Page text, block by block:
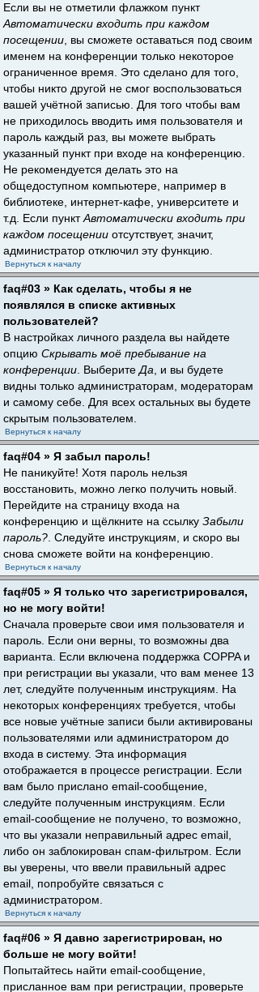
Если вы не отметили флажком пункт
Автоматически входить при каждом
посещении , вы сможете оставаться под своим
именем на конференции только некоторое
ограниченное время. Это сделано для того,
чтобы никто другой не смог воспользоваться
вашей учётной записью. Для того чтобы вам
не приходилось вводить имя пользователя и
пароль каждый раз, вы можете выбрать
указанный пункт при входе на конференцию.
Не рекомендуется делать это на
общедоступном компьютере, например в
библиотеке, интернет-кафе, университете и
т.д. Если пунктАвтоматически входить при
каждом посещении отсутствует, значит,
администратор отключил эту функцию.
Вернуться к началу
faq#03 » Как сделать, чтобы я не
появлялся в списке активных
пользователей?
В настройках личного раздела вы найдете
опцию Скрывать моё пребывание на
конференции . Выберите Да , и вы будете
видны только администраторам, модераторам
и самому себе. Для всех остальных вы будете
скрытым пользователем.
Вернуться к началу
faq#04 » Я забыл пароль!
Не паникуйте! Хотя пароль нельзя
восстановить, можно легко получить новый.
Перейдите на страницу входа на
конференцию и щёлкните на ссылку Забыли
пароль? . Следуйте инструкциям, и скоро вы
снова сможете войти на конференцию.
Вернуться к началу
faq#05 » Я только что зарегистрировался,
но не могу войти!
Сначала проверьте свои имя пользователя и
пароль. Если они верны, то возможны два
варианта. Если включена поддержка COPPA и
при регистрации вы указали, что вам менее 13
лет, следуйте полученным инструкциям. На
некоторых конференциях требуется, чтобы
все новые учётные записи были активированы
пользователями или администратором до
входа в систему. Эта информация
отображается в процессе регистрации. Если
вам было прислано email-сообщение,
следуйте полученным инструкциям. Если
email-сообщение не получено, то возможно,
что вы указали неправильный адрес email,
либо он заблокирован спам-фильтром. Если
вы уверены, что ввели правильный адрес
email, попробуйте связаться с
администратором.
Вернуться к началу
faq#06 » Я давно зарегистрирован, но
больше не могу войти!
Попытайтесь найти email-сообщение,
присланное вам при регистрации, проверьте